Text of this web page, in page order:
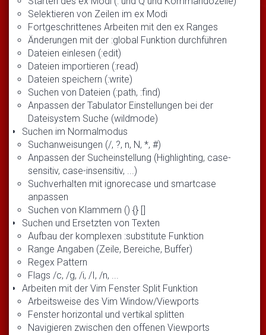
Selektieren von Zeilen im ex Modi
Fortgeschrittenes Arbeiten mit den ex Ranges
Änderungen mit der :global Funktion durchführen
Dateien einlesen (:edit)
Dateien importieren (:read)
Dateien speichern (:write)
Suchen von Dateien (:path, :find)
Anpassen der Tabulator Einstellungen bei der
Dateisystem Suche (wildmode)
Suchen im Normalmodus
Suchanweisungen (/, ?, n, N, *, #)
Anpassen der Sucheinstellung (Highlighting, case-
sensitiv, case-insensitiv, ...)
Suchverhalten mit ignorecase und smartcase
anpassen
Suchen von Klammern () {} []
Suchen und Ersetzten von Texten
Aufbau der komplexen :substitute Funktion
Range Angaben (Zeile, Bereiche, Buffer)
Regex Pattern
Flags /c, /g, /i, /I, /n, ...
Arbeiten mit der Vim Fenster Split Funktion
Arbeitsweise des Vim Window/Viewports
Fenster horizontal und vertikal splitten
Navigieren zwischen den offenen Viewports